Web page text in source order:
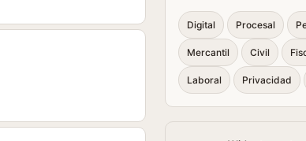
Digital Procesal
Mercantil Civil
Laboral Privacidad